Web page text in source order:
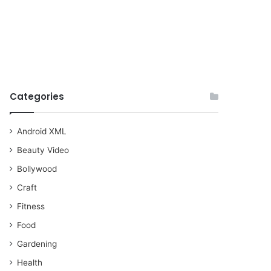
Categories
Android XML
Beauty Video
Bollywood
Craft
Fitness
Food
Gardening
Health